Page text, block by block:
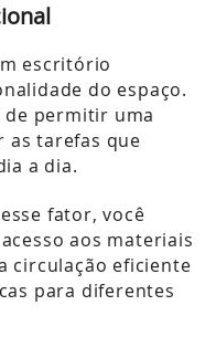
escritório
do espaço.
de permitir uma
as tarefas que
a dia.
fator, você
aos materiais
circulação eficiente
para diferentes